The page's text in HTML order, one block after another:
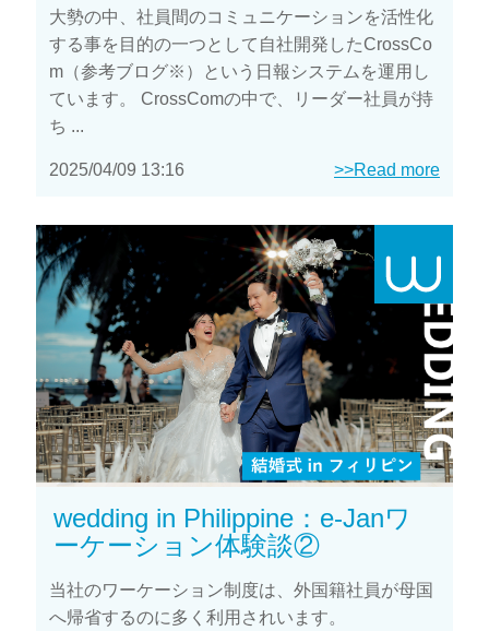
大勢の中、社員間のコミュニケーションを活性化
する事を目的の一つとして自社開発したCrossCo
m（参考ブログ※）という日報システムを運用し
ています。 CrossComの中で、リーダー社員が持
ち ...
2025/04/09 13:16 >>Read more
wedding in Philippine：e-Janワ
ーケーション体験談②
当社のワーケーション制度は、外国籍社員が母国
へ帰省するのに多く利用されいます。